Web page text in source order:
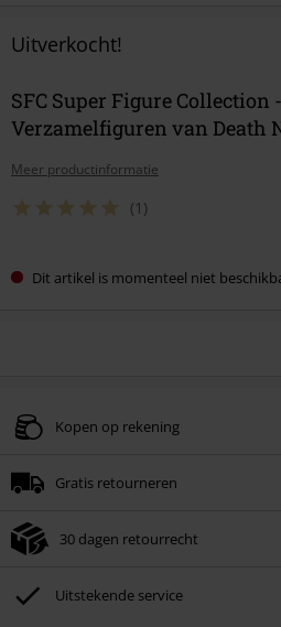
Uitverkocht!
SFC Super Figure
Verzamelfiguren van Death
Meer productinformatie
(1)
Dit artikel is momenteel niet
Kopen op rekening
Gratis retourneren
30 dagen retourrecht
Uitstekende service